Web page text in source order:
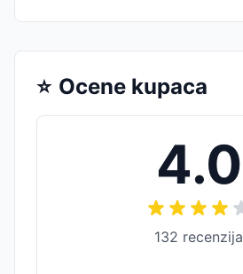
⭐ Ocene kupaca
4.0
132 recenzija